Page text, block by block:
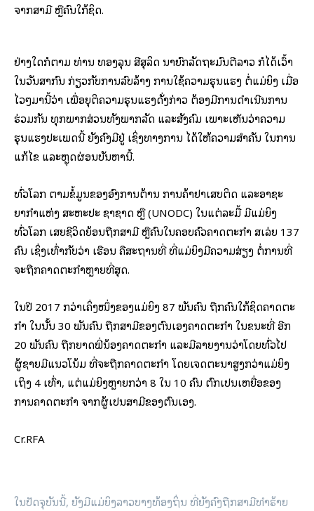
ຈາກສາມີ ຫຼືຄົນໃກ້ຊິດ.
ຢ່າງໃດກໍຕາມ ທ່ານ ທອງລຸນ ສີສຸລິດ ນາຍົກລັດ​ຖະ​ມົ​ນ​ຕີລາວ ກໍໄດ້ເວົ້າ
ໃນວັນສາກົນ ກ່ຽວກັບການລົບລ້າງ ການໃຊ້ຄວາມຮຸນແຮງ ຕໍ່ແມ່ຍິງ ເມື່ອ
ໄວໆມານີ້ວ່າ ເພື່ອຍຸຕິຄວາມຮຸນແຮງດັ່ງກ່າວ ຕ້ອງມີການດຳເນີນການ
ຮ່ວມກັນ ທຸກພາກສ່ວນທັງພາກ​ລັດ ແລະສັງຄົມ ເພາະເຫັນວ່າຄວາມ
ຮຸນແຮງປະເພດນີ້ ຍັງຄົງມີຢູ່ ເຊິ່ງທາງການ ໄດ້ໃຫ້ຄວາມສຳຄັນ ໃນການ
ແກ້ໄຂ ແລະຫຼຸດຜ່ອນບັນຫານີ້.
ທົ່ວໂລກ ຕາມຂໍ້ມູນຂອງອົງການຕ້ານ ການຄ້າຢາເສບຕິດ ແລະ​ອາ​ຊະ​
ຍາກ​ຳແຫ່ງ ສະຫະປະ ຊາຊາດ ຫຼື (UNODC) ໃນແຕ່ລະມື້ ມີແມ່ຍິງ
ທົ່ວໂລກ ເສຍຊີວິດຍ້ອນຖືກສາມີ ຫຼືຄົນໃນຄອບຄົວຄາດ​ຕະກຳ ສ​ເລ່ຍ 137
ຄົນ ເຊິ່ງເທົ່າກັບວ່າ ເຮືອນ ຄືສະຖານທີ່ ທີ່ແມ່ຍິງມີຄວາມສ່ຽງ ຕໍ່ການທີ່
ຈະຖືກຄາດ​ຕະກຳຫຼາຍທີ່ສຸດ.
ໃນປີ 2017 ກວ່າເຄິ່ງ​ໜຶ່ງຂອງແມ່ຍິງ 87 ພັນຄົນ ຖືກຄົນໃກ້ຊິດຄາດ​ຕະ​
ກຳ ໃນນັ້ນ 30 ພັນຄົນ ຖືກສາມີຂອງຕົນເອງຄາດ​ຕະ​ກຳ ໃນຂນະທີ່ ອີກ
20 ພັນຄົນ ຖືກຍາດພີ່ນ້ອງຄາດ​ຕະ​ກຳ ແລະມີ​ລາຍງານວ່າໂດຍທົ່ວໄປ
ຜູ້ຊາຍມີແນວໂນ້ມ ທີ່ຈະຖືກຄາດ​ຕະ​ກຳ ໂດຍເຈດ​ຕະນາສູງກວ່າແມ່ຍິງ
ເຖິງ 4 ເທົ່າ, ແຕ່ແມ່ຍິງຫຼາຍກວ່າ 8 ໃນ 10 ຄົນ ຕົກເປັນເຫຍື່ອຂອງ
ການຄາດ​ຕະ​ກຳ ຈາກຜູ້ເປັນສາມີຂອງຕົນເອງ.
Cr.RFA
ໃນ​ປັດ​ຈຸ​ບັນ​ນີ້, ຍັງ​ມີແມ່ຍິງລາວ​ບາງ​ທ້ອງ​ຖິ່ນ ​ທີ່ຍັງຄົງຖືກສາມີທຳຮ້າຍ